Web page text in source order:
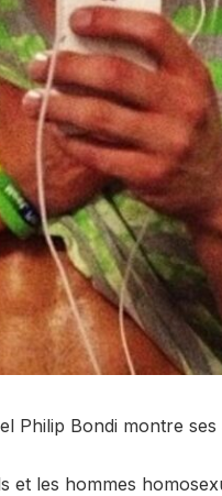
Philip Bondi montre ses
et les hommes